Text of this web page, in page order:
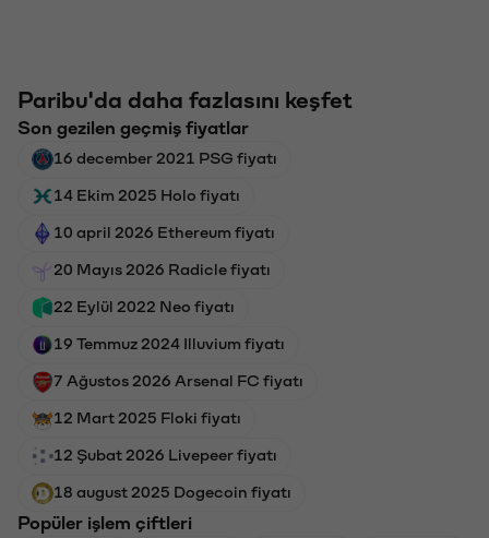
Paribu'da daha fazlasını keşfet
Son gezilen geçmiş fiyatlar
16 december 2021 PSG fiyatı
14 Ekim 2025 Holo fiyatı
10 april 2026 Ethereum fiyatı
20 Mayıs 2026 Radicle fiyatı
22 Eylül 2022 Neo fiyatı
19 Temmuz 2024 Illuvium fiyatı
7 Ağustos 2026 Arsenal FC fiyatı
12 Mart 2025 Floki fiyatı
12 Şubat 2026 Livepeer fiyatı
18 august 2025 Dogecoin fiyatı
Popüler işlem çiftleri